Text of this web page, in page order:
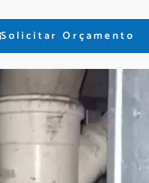
Solicitar Orçamento